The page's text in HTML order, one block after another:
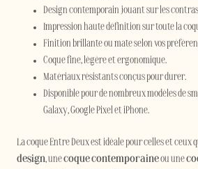
Design contemporain jouant sur les
Impression haute définition sur toute la
Finition brillante ou mate selon vos
Coque fine, légère et ergonomique.
Matériaux résistants conçus pour durer.
Disponible pour de nombreux modèles de
Galaxy, Google Pixel et iPhone.
La coque Entre Deux est idéale pour celles et
design, unecoque contemporaineou une